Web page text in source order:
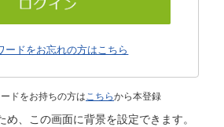
ードをお忘れの方はこちら
ドをお持ちの方はこちらから本登録
め、この画面に背景を設定できます。